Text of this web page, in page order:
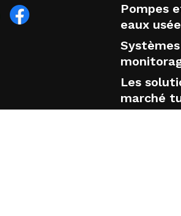
Pompes
eaux
Les
marché